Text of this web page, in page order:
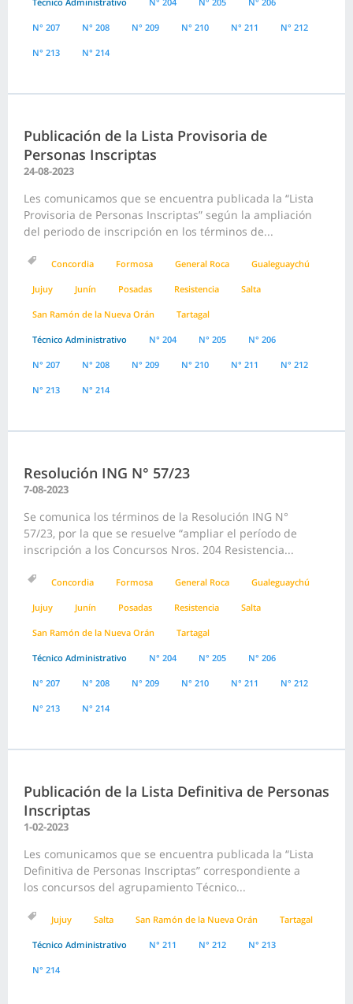
N° 207 N° 208 N° 209 N° 210 N° 211 N° 212
N° 213 N° 214
Publicación de la Lista Provisoria de
Personas Inscriptas
24-08-2023
Les comunicamos que se encuentra publicada la “Lista
Provisoria de Personas Inscriptas” según la ampliación
del periodo de inscripción en los términos de...
Concordia Formosa General Roca Gualeguaychú
Jujuy Junín Posadas Resistencia Salta
San Ramón de la Nueva Orán Tartagal
Técnico Administrativo N° 204 N° 205 N° 206
N° 207 N° 208 N° 209 N° 210 N° 211 N° 212
N° 213 N° 214
Resolución ING N° 57/23
7-08-2023
Se comunica los términos de la Resolución ING N°
57/23, por la que se resuelve “ampliar el período de
inscripción a los Concursos Nros. 204 Resistencia...
Concordia Formosa General Roca Gualeguaychú
Jujuy Junín Posadas Resistencia Salta
San Ramón de la Nueva Orán Tartagal
Técnico Administrativo N° 204 N° 205 N° 206
N° 207 N° 208 N° 209 N° 210 N° 211 N° 212
N° 213 N° 214
Publicación de la Lista Definitiva de Personas
Inscriptas
1-02-2023
Les comunicamos que se encuentra publicada la “Lista
Definitiva de Personas Inscriptas” correspondiente a
los concursos del agrupamiento Técnico...
Jujuy Salta San Ramón de la Nueva Orán Tartagal
Técnico Administrativo N° 211 N° 212 N° 213
N° 214